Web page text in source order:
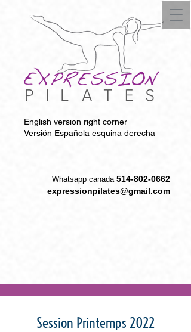
English version right corner
Versión Española esquina derecha
Whatsapp canada 514-802-0662
expressionpilates@gmail.com
Session Printemps 2022